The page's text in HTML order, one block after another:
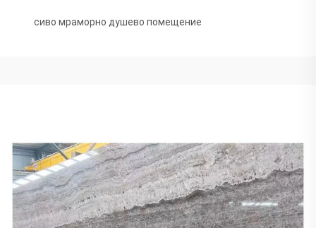
сиво мраморно душево помещение